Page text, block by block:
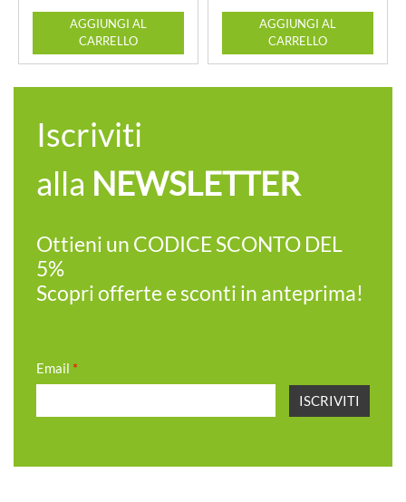
Quantità
AGGIUNGI AL
CARRELLO
Quantità
AGGIUNGI AL
CARRELLO
Iscriviti
alla NEWSLETTER
Ottieni un CODICE SCONTO DEL
5%
Scopri offerte e sconti in anteprima!
Email *